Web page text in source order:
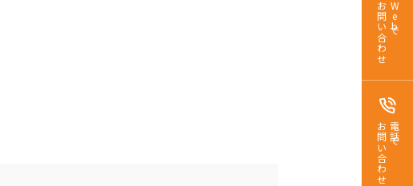
Webで
お問い合わせ
電話で
お問い合わせ